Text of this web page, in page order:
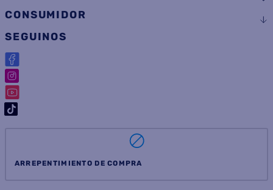
CONSUMIDOR
SEGUINOS
ARREPENTIMIENTO DE COMPRA